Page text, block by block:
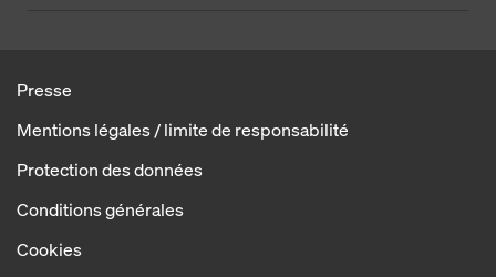
Presse
Mentions légales / limite de responsabilité
Protection des données
Conditions générales
Cookies